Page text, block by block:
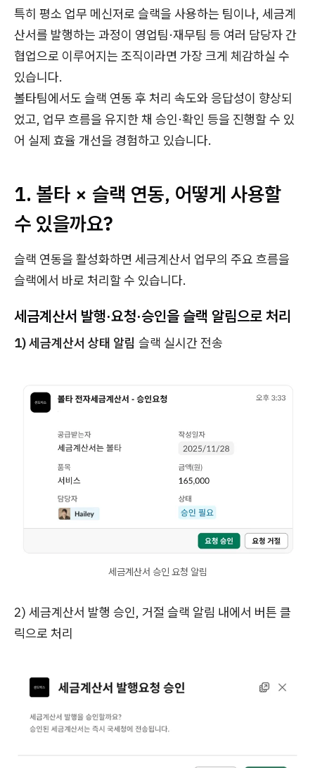
특히 평소 업무 메신저로 슬랙을 사용하는 팀이나, 세금계
산서를 발행하는 과정이 영업팀·재무팀 등 여러 담당자 간
협업으로 이루어지는 조직이라면 가장 크게 체감하실 수
있습니다.
볼타팀에서도 슬랙 연동 후 처리 속도와 응답성이 향상되
었고, 업무 흐름을 유지한 채 승인·확인 등을 진행할 수 있
어 실제 효율 개선을 경험하고 있습니다.
1. 볼타 × 슬랙 연동, 어떻게 사용할
수 있을까요?
슬랙 연동을 활성화하면 세금계산서 업무의 주요 흐름을
슬랙에서 바로 처리할 수 있습니다.
세금계산서 발행·요청·승인을 슬랙 알림으로 처리
1) 세금계산서 상태 알림 슬랙 실시간 전송
세금계산서 승인 요청 알림
2) 세금계산서 발행 승인, 거절 슬랙 알림 내에서 버튼 클
릭으로 처리